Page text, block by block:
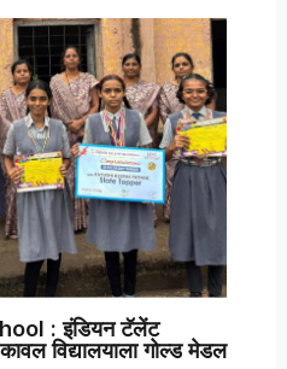
: इंडियन टॅलेंट
विद्यालयाला गोल्ड मेडल